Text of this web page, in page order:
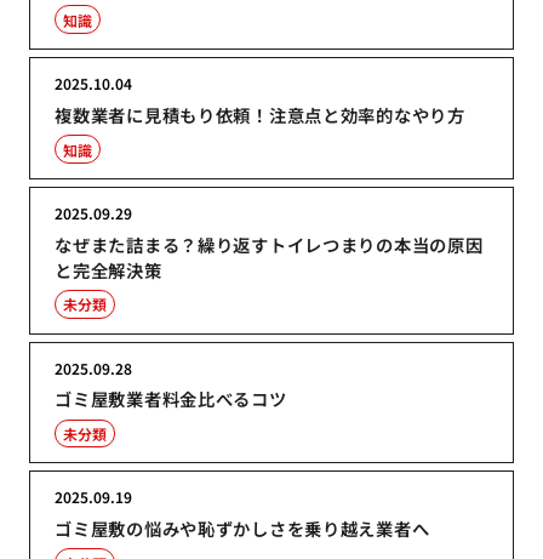
知識
複数業者に見積もり依頼！注意点と効率的なやり方
2025.10.04
知識
なぜまた詰まる？繰り返すトイレつまりの本当の原因
と完全解決策
2025.09.29
未分類
ゴミ屋敷業者料金比べるコツ
2025.09.28
未分類
ゴミ屋敷の悩みや恥ずかしさを乗り越え業者へ
2025.09.19